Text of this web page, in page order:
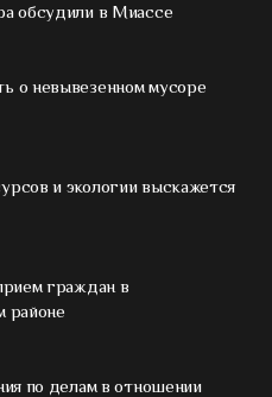
обсудили в Миассе
о невывезенном мусоре
и экологии выскажется
граждан в
районе
по делам в отношении